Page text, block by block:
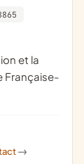
Française-
->